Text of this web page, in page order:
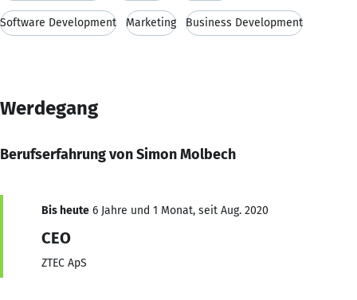
Software Development Marketing Business Development
Werdegang
Berufserfahrung von Simon Molbech
Bis heute 6 Jahre und 1 Monat, seit Aug. 2020
CEO
ZTEC ApS